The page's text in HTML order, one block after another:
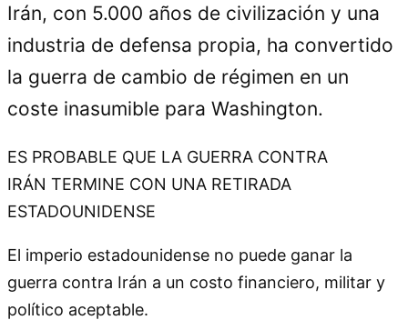
Irán, con 5.000 años de civilización y una
industria de defensa propia, ha convertido
la guerra de cambio de régimen en un
coste inasumible para Washington.
ES PROBABLE QUE LA GUERRA CONTRA
IRÁN TERMINE CON UNA RETIRADA
ESTADOUNIDENSE
El imperio estadounidense no puede ganar la
guerra contra Irán a un costo financiero, militar y
político aceptable.